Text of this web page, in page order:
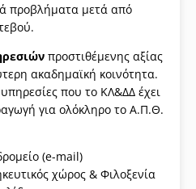
προβλήματα μετά από
προστιθέμενης αξίας
ακαδημαϊκή κοινότητα.
που το ΚΛ&ΔΔ έχει
για ολόκληρο το Α.Π.Θ.
(e-mail)
χώρος & Φιλοξενία